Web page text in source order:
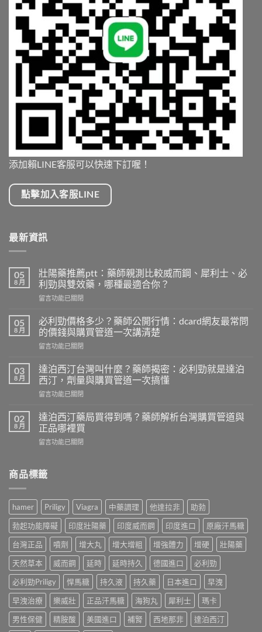
添加賴LINE客服可以快速下訂喔！
點擊加入客服LINE
最新資訊
05
8 月
壯陽藥推薦ptt：藥師親測比較威而鋼、犀利士、必
利勁與雙效藥，哪種最適合你？
在
陽
藥
推
薦
藥
師
親
測
較
威
鋼、
士、
與
雙
效
藥，
哪
種
最
適
合
你？〉
中
留言功能已關閉
05
8 月
必利勁價格多少？藥師公開行情：dcard網友最常問
的價錢與購買管道一次講清楚
在
利
勁
價
格
少？
藥
公
情：
最
常
問
的
價
錢
與
購
買
管
道
一
留言功能已關閉
03
8 月
達泊西汀台灣叫什麼？藥師揭密：必利勁就是達泊
西汀，劑量與購買管道一次搞懂
在
泊
西
汀
台
什
師
揭
密：
必
利
勁
就
是
達
泊
西
汀，
劑
留言功能已關閉
02
8 月
達泊西汀藥局買得到嗎？藥師解析台灣購買管道與
正品哪裡買
在
西
汀
局
得
到
嗎？
藥
師
解
析
台
灣
購
買
管
留言功能已關閉
商品標籤
hamer Priligy Viagra 中藥調理 他達拉非
助勃
勃起功能障礙
印度壯陽藥 印度威而鋼 印度進口
原廠汗馬糖
台灣正品
噴劑 增大丸 增大增粗 增強體力 增硬
壯陽藥
天然草本
威而鋼 延時 延時持久 德國進口
必利勁
必利勁Priligy
悍馬糖 持久液 持久藥 日本進口
早洩
早洩治療
樂威壯 正品汗馬糖 海狗丸 犀利士
瑪卡
男性保健
精胺酸 美國進口 補腎 西地那非 達泊西汀